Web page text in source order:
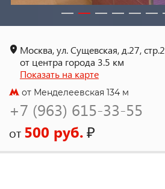
Москва, ул. Сущевская, д.27, стр.2
от центра города 3.5 км
Показать на карте
от Менделеевская 134 м
+7 (963) 615-33-55
от 500 руб.₽